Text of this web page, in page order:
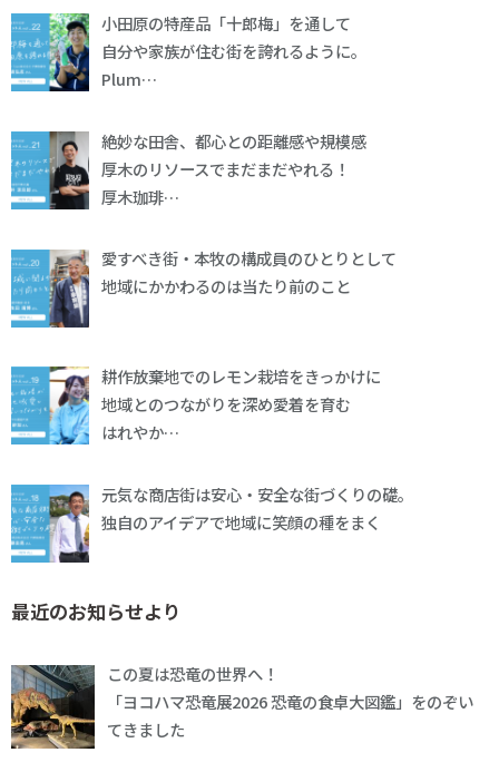
小田原の特産品「十郎梅」を通して
自分や家族が住む街を誇れるように。
Plum…
絶妙な田舎、都心との距離感や規模感
厚木のリソースでまだまだやれる！
厚木珈琲…
愛すべき街・本牧の構成員のひとりとして
地域にかかわるのは当たり前のこと
耕作放棄地でのレモン栽培をきっかけに
地域とのつながりを深め愛着を育む
はれやか…
元気な商店街は安心・安全な街づくりの礎。
独自のアイデアで地域に笑顔の種をまく
最近のお知らせより
この夏は恐竜の世界へ！
「ヨコハマ恐竜展2026 恐竜の食卓大図鑑」をのぞい
てきました